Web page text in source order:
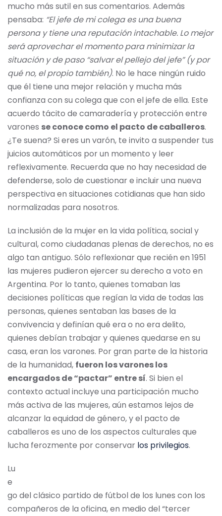
mucho más sutil en sus comentarios. Además
pensaba: “El jefe de mi colega es una buena
persona y tiene una reputación intachable. Lo mejor
será aprovechar el momento para minimizar la
situación y de paso “salvar el pellejo del jefe” (y por
qué no, el propio también). No le hace ningún ruido
que él tiene una mejor relación y mucha más
confianza con su colega que con el jefe de ella. Este
acuerdo tácito de camaradería y protección entre
varones se conoce como el pacto de caballeros.
¿Te suena? Si eres un varón, te invito a suspender tus
juicios automáticos por un momento y leer
reflexivamente. Recuerda que no hay necesidad de
defenderse, solo de cuestionar e incluir una nueva
perspectiva en situaciones cotidianas que han sido
normalizadas para nosotros.
La inclusión de la mujer en la vida política, social y
cultural, como ciudadanas plenas de derechos, no es
algo tan antiguo. Sólo reflexionar que recién en 1951
las mujeres pudieron ejercer su derecho a voto en
Argentina. Por lo tanto, quienes tomaban las
decisiones políticas que regían la vida de todas las
personas, quienes sentaban las bases de la
convivencia y definían qué era o no era delito,
quienes debían trabajar y quienes quedarse en su
casa, eran los varones. Por gran parte de la historia
de la humanidad, fueron los varones los
encargados de “pactar” entre sí. Si bien el
contexto actual incluye una participación mucho
más activa de las mujeres, aún estamos lejos de
alcanzar la equidad de género, y el pacto de
caballeros es uno de los aspectos culturales que
lucha ferozmente por conservar los privilegios.
Lu
e
go del clásico partido de fútbol de los lunes con los
compañeros de la oficina, en medio del “tercer